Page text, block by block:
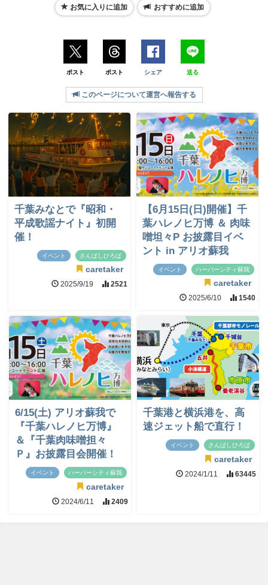
お気に入りに追加 おすすめに追加
ポスト ポスト シェア 送る
このページについて運営へ報告する
千葉みなとで『昭和・
平成歌謡ナイト』初開
催！
イベント さんばしひろば
caretaker
2025/9/19 2521
【6月15日(日)開催】千
葉ハレノヒ万博 ＆ 肉味
噌坦々P お披露目イベ
ント in アリオ蘇我
イベント ハーバーシティ蘇我
caretaker
2025/6/10 1540
6/15(土) アリオ蘇我で
『千葉ハレノヒ万博』
＆『千葉肉味噌担々
Ｐ』お披露目会開催！
イベント ハーバーシティ蘇我
caretaker
2024/6/11 2409
千葉港と横浜港を、高
速ジェット船で直行！
イベント さんばしひろば
caretaker
2024/1/11 63445